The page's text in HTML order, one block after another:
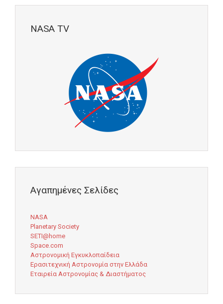
NASA TV
Αγαπημένες Σελίδες
NASA
Planetary Society
SETI@home
Space.com
Αστρονομική Εγκυκλοπαίδεια
Ερασιτεχνική Αστρονομία στην Ελλάδα
Εταιρεία Αστρονομίας & Διαστήματος